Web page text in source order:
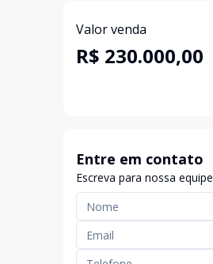
Valor venda
R$ 230.000,00
Entre em contato
Escreva para nossa equipe